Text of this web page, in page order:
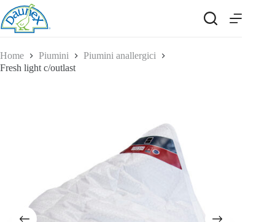
Salta
al
contenuto
Home Piumini
Piumini anallergici
Fresh light c/outlast